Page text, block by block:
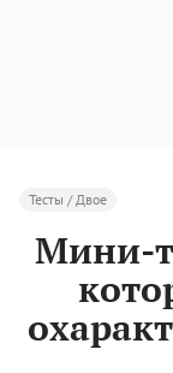
Тесты / Двое
Мини-